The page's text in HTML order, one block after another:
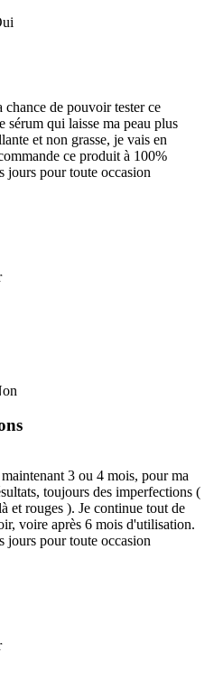
de pouvoir tester ce
sérum qui laisse ma peau plus
et non grasse, je vais en
ce produit à 100%
jours pour toute occasion
3 ou 4 mois, pour ma
toujours des imperfections (
et rouges ). Je continue tout de
voire après 6 mois d'utilisation.
jours pour toute occasion